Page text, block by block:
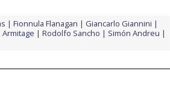
Fionnula Flanagan
Giancarlo Giannini
Armitage Rodolfo Sancho
Simón Andreu